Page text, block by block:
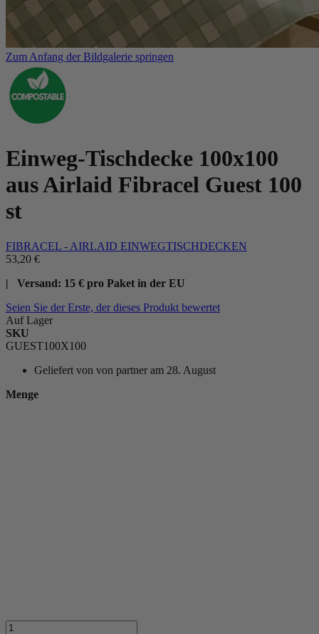
Zum Anfang der Bildgalerie springen
Einweg-Tischdecke 100x100
aus Airlaid Fibracel Guest 100
st
FIBRACEL - AIRLAID EINWEGTISCHDECKEN
53,20 €
| Versand: 15 € pro Paket in der EU
Seien Sie der Erste, der dieses Produkt bewertet
Auf Lager
SKU
GUEST100X100
Geliefert von von partner am 28. August
Menge